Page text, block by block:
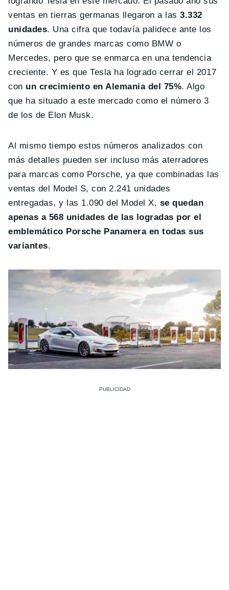
ventas en tierras germanas llegaron a las3.332
unidades. Una cifra que todavía palidece ante los
números de grandes marcas como BMW o
Mercedes, pero que se enmarca en una tendencia
creciente. Y es que Tesla ha logrado cerrar el 2017
con un crecimiento en Alemania del 75%. Algo
que ha situado a este mercado como el número 3
de los de Elon Musk.
Al mismo tiempo estos números analizados con
más detalles pueden ser incluso más aterradores
para marcas como Porsche, ya que combinadas las
ventas del Model S, con 2.241 unidades
entregadas, y las 1.090 del Model X, se quedan
apenas a 568 unidades de las logradas por el
emblemático Porsche Panamera en todas sus
variantes.